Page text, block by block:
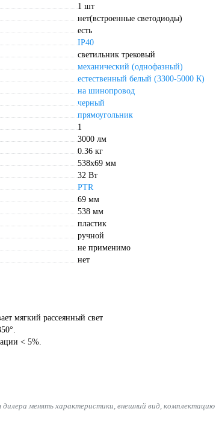
1 шт
нет(встроенные светодиоды)
есть
IP40
светильник трековый
механический (однофазный)
естественный белый (3300-5000 К)
на шинопровод
черный
прямоугольник
1
3000 лм
0.36 кг
538х69 мм
32 Вт
PTR
69 мм
538 мм
пластик
ручной
не применимо
нет
мягкий рассеянный свет
< 5%.
менять характеристики, внешний вид,